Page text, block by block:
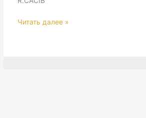
Lituania,
Читать далее »